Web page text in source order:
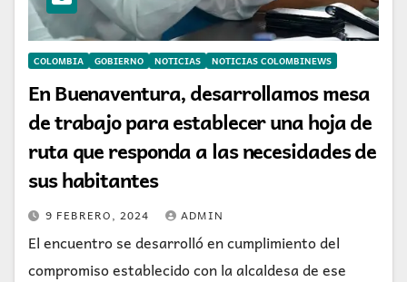
COLOMBIA GOBIERNO NOTICIAS NOTICIAS COLOMBINEWS
En Buenaventura, desarrollamos mesa
de trabajo para establecer una hoja de
ruta que responda a las necesidades de
sus habitantes
9 FEBRERO, 2024 ADMIN
El encuentro se desarrolló en cumplimiento del
compromiso establecido con la alcaldesa de ese